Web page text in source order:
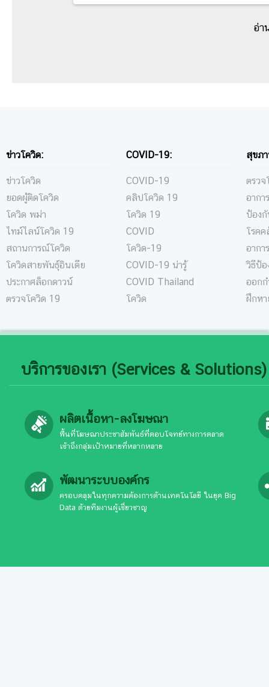
อ่า
ข่าวโควิด:
ข่าวโควิด
ยอดผู้ติดโควิด
โควิด พม่า
ไทม์ไลน์โควิด 19
สถานการณ์โควิด
โควิดสายพันธุ์อินเดีย
ประกาศล็อกดาวน์
ตรวจโควิด 19
COVID-19:
COVID-19
คลิปโควิด 19
โควิด 19
COVID
โควิด-19
COVID-19 น่ารู้
COVID Thailand
โควิด
สุขภ
ตรวจ
อากา
ป้อง
โรค
อากา
วิธีป้
ออกก
ฝึกห
บริการของเรา (Services & Solutions)
ผลิตเนื้อหา-ลงโฆษณา
พื้นที่โฆษณาประชาสัมพันธ์ที่ตอบโจทย์ทางการตลาด
เข้าถึงกลุ่มเป้าหมายที่หลากหลาย
พัฒนาระบบองค์กร
ครอบคลุมในทุกความต้องการด้านเทคโนโลยี ในยุค Big
Data ด้วยทีมงานผู้เชี่ยวชาญ